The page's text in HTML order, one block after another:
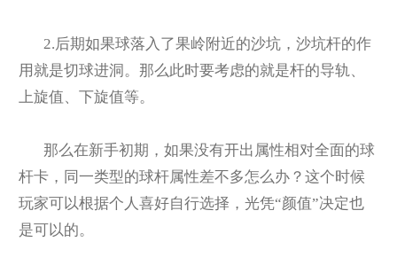
2.后期如果球落入了果岭附近的沙坑，沙坑杆的作
用就是切球进洞。那么此时要考虑的就是杆的导轨、
上旋值、下旋值等。
那么在新手初期，如果没有开出属性相对全面的球
杆卡，同一类型的球杆属性差不多怎么办？这个时候
玩家可以根据个人喜好自行选择，光凭“颜值”决定也
是可以的。